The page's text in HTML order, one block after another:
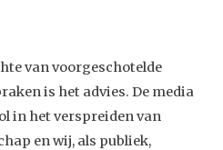
van voorgeschotelde
is het advies. De media
in het verspreiden van
en wij, als publiek,